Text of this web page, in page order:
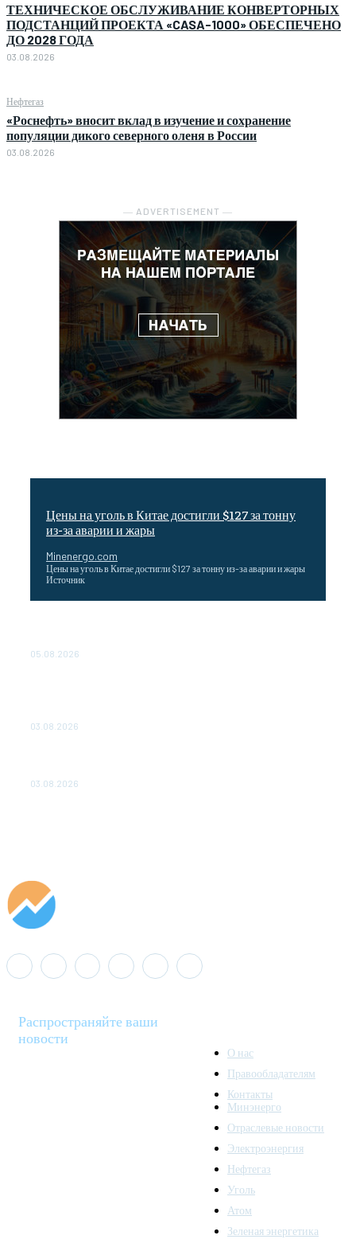
ТЕХНИЧЕСКОЕ ОБСЛУЖИВАНИЕ КОНВЕРТОРНЫХ
ПОДСТАНЦИЙ ПРОЕКТА «CASA-1000» ОБЕСПЕЧЕНО
ДО 2028 ГОДА
03.08.2026
Нефтегаз
«Роснефть» вносит вклад в изучение и сохранение
популяции дикого северного оленя в России
03.08.2026
― ADVERTISEMENT ―
Цены на уголь в Китае достигли $127 за тонну
из-за аварии и жары
Minenergo.com
Цены на уголь в Китае достигли $127 за тонну из-за аварии и жары
Источник
05.08.2026
03.08.2026
03.08.2026
Распространяйте ваши
новости
О нас
Правообладателям
Контакты
Минэнерго
Отраслевые новости
Электроэнергия
Нефтегаз
Уголь
Атом
Зеленая энергетика